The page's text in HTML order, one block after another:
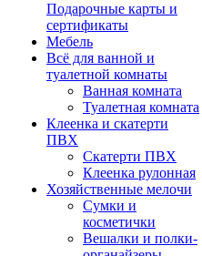
Подарочные карты и
сертификаты
Мебель
Всё для ванной и
туалетной комнаты
Ванная комната
Туалетная комната
Клеенка и скатерти
ПВХ
Скатерти ПВХ
Клеенка рулонная
Хозяйственные мелочи
Сумки и
косметички
Вешалки и полки-